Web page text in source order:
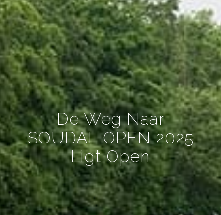
De Weg Naar
SOUDAL OPEN 2025
Ligt Open